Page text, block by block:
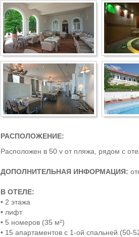
РАСПОЛОЖЕНИЕ:
Расположен в 50 v от пляжа, рядом с
ДОПОЛНИТЕЛЬНАЯ ИНФОРМАЦИЯ:
В ОТЕЛЕ:
• 2 этажа
• лифт
• 5 номеров (35 м²)
• 15 апартаментов с 1-ой спальней (50-